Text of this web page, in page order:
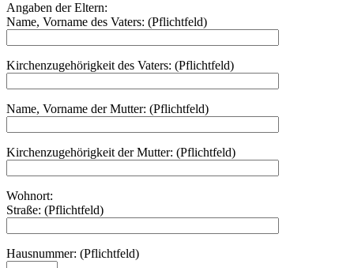
Angaben der Eltern:
Name, Vorname des Vaters: (Pflichtfeld)
Kirchenzugehörigkeit des Vaters: (Pflichtfeld)
Name, Vorname der Mutter: (Pflichtfeld)
Kirchenzugehörigkeit der Mutter: (Pflichtfeld)
Wohnort:
Straße: (Pflichtfeld)
Hausnummer: (Pflichtfeld)